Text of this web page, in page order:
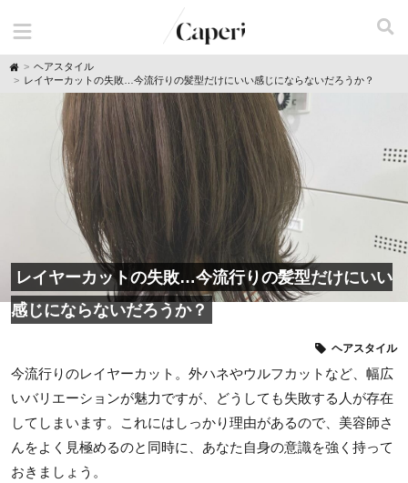
H
o
ヘアスタイル
レイヤーカットの失敗…今流行りの髪型だけにいい感じにならないだろうか？
レイヤーカットの失敗…今流行りの髪型だけにいい
感じにならないだろうか？
ヘアスタイル
今流行りのレイヤーカット。外ハネやウルフカットなど、幅広
いバリエーションが魅力ですが、どうしても失敗する人が存在
してしまいます。これにはしっかり理由があるので、美容師さ
んをよく見極めるのと同時に、あなた自身の意識を強く持って
おきましょう。